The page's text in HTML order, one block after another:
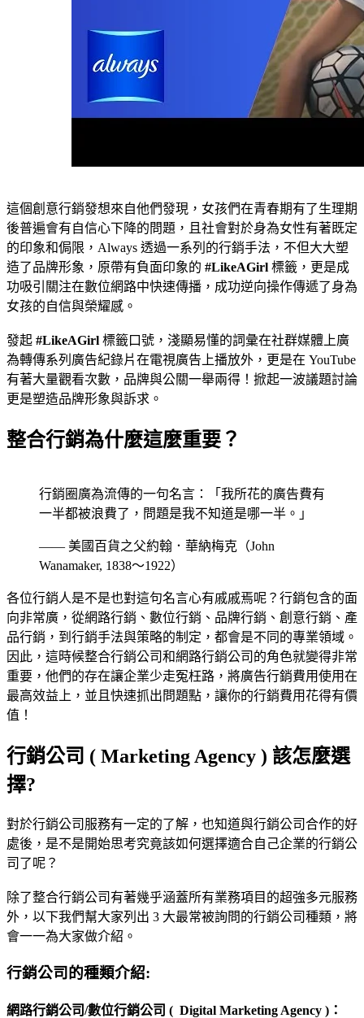
這個創意行銷發想來自他們發現，女孩們在青春期有了生理期
後普遍會有自信心下降的問題，且社會對於身為女性有著既定
的印象和侷限，Always 透過一系列的行銷手法，不但大大塑
造了品牌形象，原帶有負面印象的 #LikeAGirl 標籤，更是成
功吸引關注在數位網路中快速傳播，成功逆向操作傳遞了身為
女孩的自信與榮耀感。
發起 #LikeAGirl 標籤口號，淺顯易懂的詞彙在社群媒體上廣
為轉傳系列廣告紀錄片在電視廣告上播放外，更是在 YouTube
有著大量觀看次數，品牌與公關一舉兩得！掀起一波議題討論
更是塑造品牌形象與訴求。
整合行銷為什麼這麼重要？
行銷圈廣為流傳的一句名言：「我所花的廣告費有
一半都被浪費了，問題是我不知道是哪一半。」
—— 美國百貨之父約翰．華納梅克（John
Wanamaker, 1838～1922）
各位行銷人是不是也對這句名言心有戚戚焉呢？行銷包含的面
向非常廣，從網路行銷、數位行銷、品牌行銷、創意行銷、產
品行銷，到行銷手法與策略的制定，都會是不同的專業領域。
因此，這時候整合行銷公司和網路行銷公司的角色就變得非常
重要，他們的存在讓企業少走冤枉路，將廣告行銷費用使用在
最高效益上，並且快速抓出問題點，讓你的行銷費用花得有價
值！
行銷公司 ( Marketing Agency ) 該怎麼選
擇?
對於行銷公司服務有一定的了解，也知道與行銷公司合作的好
處後，是不是開始思考究竟該如何選擇適合自己企業的行銷公
司了呢？
除了整合行銷公司有著幾乎涵蓋所有業務項目的超強多元服務
外，以下我們幫大家列出 3 大最常被詢問的行銷公司種類，將
會一一為大家做介紹。
行銷公司的種類介紹:
網路行銷公司/數位行銷公司 ( Digital Marketing Agency )：